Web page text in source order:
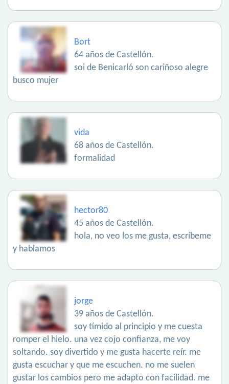
Bort
64 años de Castellón.
soi de Benicarló son cariñoso alegre
busco mujer
vida
68 años de Castellón.
formalidad
hector80
45 años de Castellón.
hola, no veo los me gusta, escríbeme
y hablamos
jorge
39 años de Castellón.
soy tímido al principio y me cuesta
romper el hielo. una vez cojo confianza, me voy
soltando. soy divertido y me gusta hacerte reír. me
gusta escuchar y que me escuchen. no me suelen
gustar los cambios pero me adapto con facilidad. me